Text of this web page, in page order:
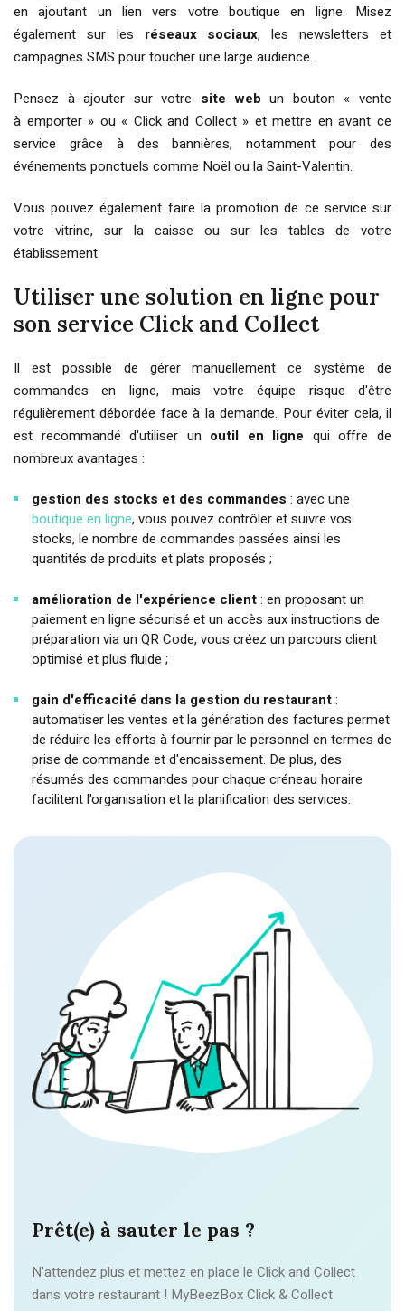
en ajoutant un lien vers votre boutique en ligne. Misez
également sur les réseaux sociaux, les newsletters et
campagnes SMS pour toucher une large audience.
Pensez à ajouter sur votre site web un bouton « vente
à emporter » ou « Click and Collect » et mettre en avant ce
service grâce à des bannières, notamment pour des
événements ponctuels comme Noël ou la Saint-Valentin.
Vous pouvez également faire la promotion de ce service sur
votre vitrine, sur la caisse ou sur les tables de votre
établissement.
Utiliser une solution en ligne pour
son service Click and Collect
Il est possible de gérer manuellement ce système de
commandes en ligne, mais votre équipe risque d'être
régulièrement débordée face à la demande. Pour éviter cela, il
est recommandé d'utiliser un outil en ligne qui offre de
nombreux avantages :
gestion des stocks et des commandes : avec une
boutique en ligne, vous pouvez contrôler et suivre vos
stocks, le nombre de commandes passées ainsi les
quantités de produits et plats proposés ;
amélioration de l'expérience client: en proposant un
paiement en ligne sécurisé et un accès aux instructions de
préparation via un QR Code, vous créez un parcours client
optimisé et plus fluide ;
gain d'efficacité dans la gestion du restaurant:
automatiser les ventes et la génération des factures permet
de réduire les efforts à fournir par le personnel en termes de
prise de commande et d'encaissement. De plus, des
résumés des commandes pour chaque créneau horaire
facilitent l'organisation et la planification des services.
Prêt(e) à sauter le pas ?
N'attendez plus et mettez en place le Click and Collect
dans votre restaurant ! MyBeezBox Click & Collect